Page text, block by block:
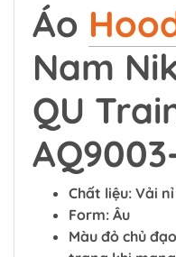
Áo
Nam
QU
Chất liệu: Vải
Form: Âu
Màu đỏ chủ